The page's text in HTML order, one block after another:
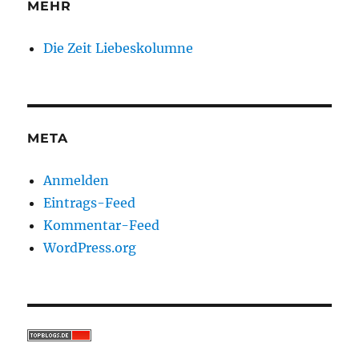
MEHR
Die Zeit Liebeskolumne
META
Anmelden
Eintrags-Feed
Kommentar-Feed
WordPress.org